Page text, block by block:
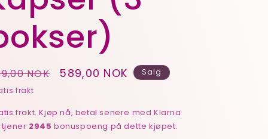
NOK Salgspris
589,00 NOK
Salg
frakt
frakt. Kjøp nå, betal senere med Klarna
tjener 2945 bonuspoeng på dette kjøpet.